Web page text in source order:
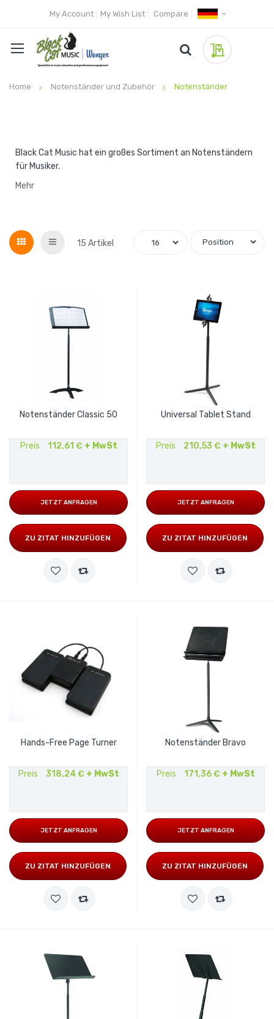
My Account My Wish List Compare
Home Notenständer und Zubehör Notenständer
Black Cat Music hat ein großes Sortiment an Notenständern
für Musiker.
Mehr
Grid List 15 Artikel
Notenständer Classic 50
Preis 112,61 € + MwSt
JETZT ANFRAGEN
ZU ZITAT HINZUFÜGEN
Universal Tablet Stand
Preis 210,53 € + MwSt
JETZT ANFRAGEN
ZU ZITAT HINZUFÜGEN
Hands-Free Page Turner
Preis 318,24 € + MwSt
JETZT ANFRAGEN
ZU ZITAT HINZUFÜGEN
Notenständer Bravo
Preis 171,36 € + MwSt
JETZT ANFRAGEN
ZU ZITAT HINZUFÜGEN